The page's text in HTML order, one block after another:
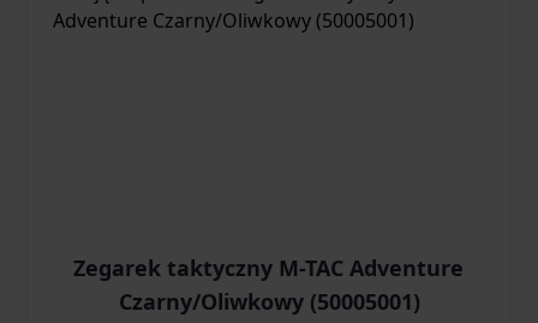
Zegarek taktyczny M-TAC Adventure
Czarny/Oliwkowy (50005001)